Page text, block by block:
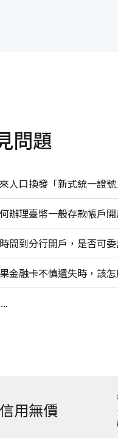
問題
人口換發「新式統一證
辦理臺幣一般存款帳戶開
間到分行開戶，是否可
金融卡不慎遺失時，該怎
用無價